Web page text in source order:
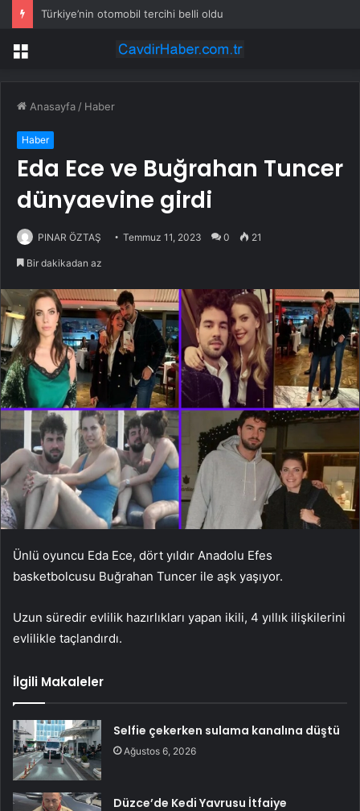
Türkiye’nin otomobil tercihi belli oldu
Menü
Anasayfa / Haber
Haber
Eda Ece ve Buğrahan Tuncer
dünyaevine girdi
PINAR ÖZTAŞ Temmuz 11, 2023 0 21
Bir dakikadan az
Ünlü oyuncu Eda Ece, dört yıldır Anadolu Efes
basketbolcusu Buğrahan Tuncer ile aşk yaşıyor.
Uzun süredir evlilik hazırlıkları yapan ikili, 4 yıllık ilişkilerini
evlilikle taçlandırdı.
İlgili Makaleler
Selfie çekerken sulama kanalına düştü
Ağustos 6, 2026
Düzce’de Kedi Yavrusu İtfaiye